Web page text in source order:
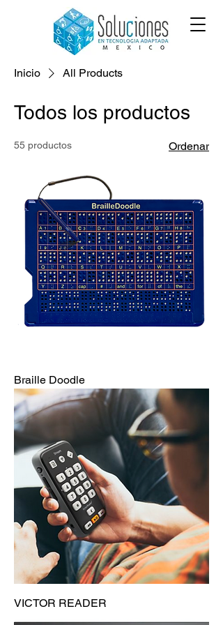
Inicio All Products
Todos los productos
55 productos Ordenar
Braille Doodle
VICTOR READER